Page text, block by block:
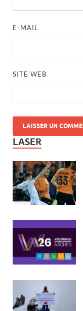
E-MAIL
SITE WEB
LASER